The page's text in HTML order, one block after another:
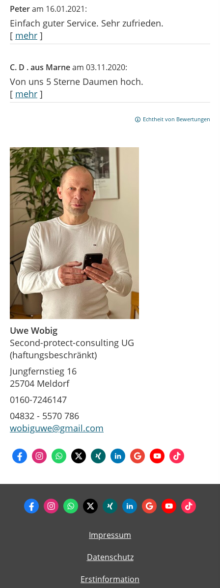
Peteram 16.01.2021:
Einfach guter Service. Sehr zufrieden.
[ mehr ]
C. D . aus Marneam 03.11.2020:
Von uns 5 Sterne Daumen hoch.
[ mehr ]
Echtheit von Bewertungen
Uwe Wobig
Second-protect-consulting UG
(haftungsbeschränkt)
Jungfernstieg 16
25704 Meldorf
0160-7246147
04832 - 5570 786
wobiguwe@gmail.com
Impressum
Datenschutz
Erstinformation